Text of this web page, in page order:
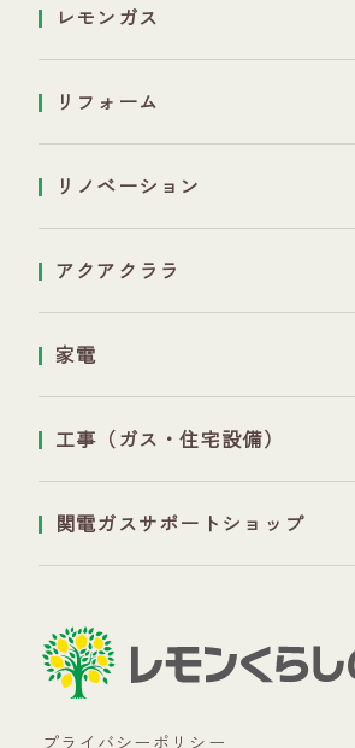
レモンガス
リフォーム
リノベーション
アクアクララ
家電
工事（ガス・住宅設備）
関電ガスサポートショップ
プライバシーポリシー